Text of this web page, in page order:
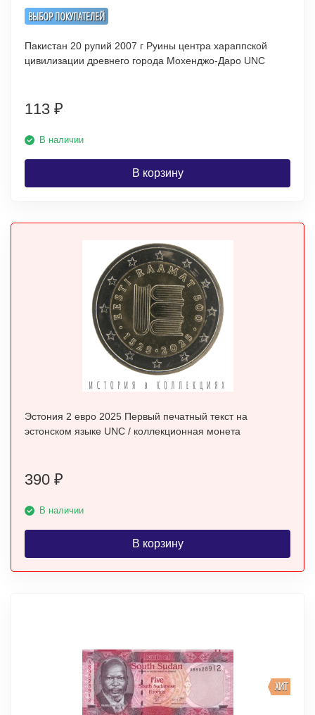
ВЫБОР ПОКУПАТЕЛЕЙ
Пакистан 20 рупий 2007 г Руины центра хараппской
цивилизации древнего города Мохенджо-Даро UNC
113 ₽
В наличии
В корзину
Эстония 2 евро 2025 Первый печатный текст на
эстонском языке UNC / коллекционная монета
390 ₽
В наличии
В корзину
ХИТ